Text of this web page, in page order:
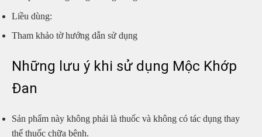
Liều dùng:
Tham khảo tờ hướng dẫn sử dụng
Những lưu ý khi sử dụng Mộc Khớp
Đan
Sản phẩm này không phải là thuốc và không có tác dụng thay
thế thuốc chữa bệnh.